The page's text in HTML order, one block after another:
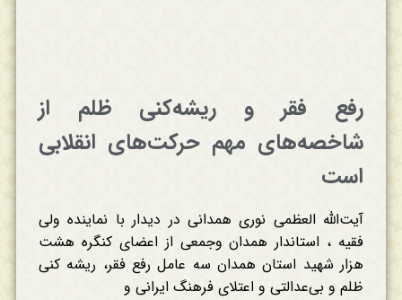
رفع فقر و ریشه‌کنی ظلم از
شاخصه‌های مهم حرکت‌های انقلابی
است
آیت‌الله العظمی نوری همدانی در دیدار با نماینده ولی
فقیه ، استاندار همدان وجمعی از اعضای کنگره هشت
هزار شهید استان همدان سه عامل رفع فقر، ریشه کنی
ظلم و بی‌عدالتی و اعتلای فرهنگ ایرانی و